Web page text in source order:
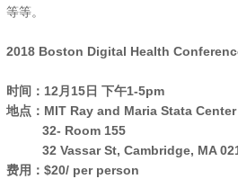
等等。
2018 Boston Digital Health
时间：12月15日 下午1-5pm
地点：MIT Ray and Maria Stata Center
32- Room 155
32 Vassar St, Cambridge, MA
费用：$20/ per person